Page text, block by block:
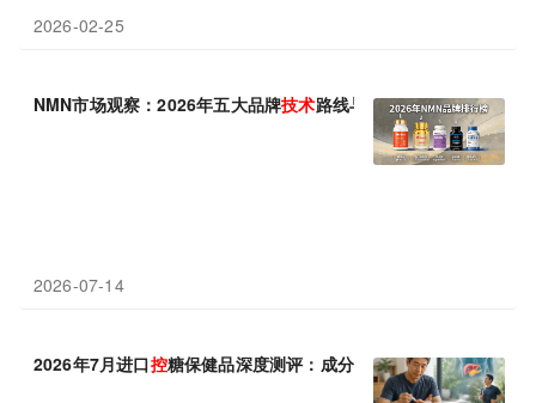
2026-02-25
NMN市场观察：2026年五大品牌技术路线与品控体系行业对比报告
2026-07-14
2026年7月进口控糖保健品深度测评：成分 技术拆解与人群适配选